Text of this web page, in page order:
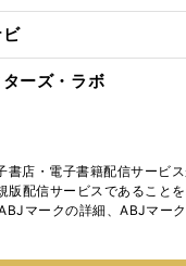
ーズ・ラボ
書店・電子書籍配信サービ
版配信サービスであること
マークの詳細、ABJマー